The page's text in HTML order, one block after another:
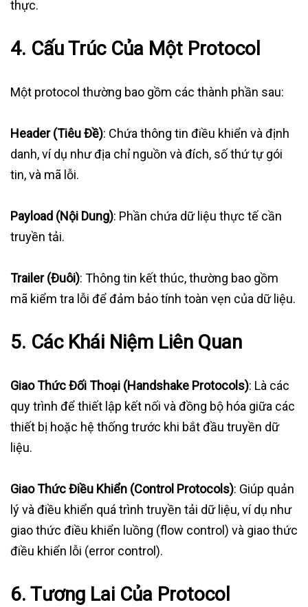
thực.
4. Cấu Trúc Của Một Protocol
Một protocol thường bao gồm các thành phần sau:
Header (Tiêu Đề): Chứa thông tin điều khiển và định
danh, ví dụ như địa chỉ nguồn và đích, số thứ tự gói
tin, và mã lỗi.
Payload (Nội Dung): Phần chứa dữ liệu thực tế cần
truyền tải.
Trailer (Đuôi): Thông tin kết thúc, thường bao gồm
mã kiểm tra lỗi để đảm bảo tính toàn vẹn của dữ liệu.
5. Các Khái Niệm Liên Quan
Giao Thức Đối Thoại (Handshake Protocols): Là các
quy trình để thiết lập kết nối và đồng bộ hóa giữa các
thiết bị hoặc hệ thống trước khi bắt đầu truyền dữ
liệu.
Giao Thức Điều Khiển (Control Protocols): Giúp quản
lý và điều khiển quá trình truyền tải dữ liệu, ví dụ như
giao thức điều khiển luồng (flow control) và giao thức
điều khiển lỗi (error control).
6. Tương Lai Của Protocol